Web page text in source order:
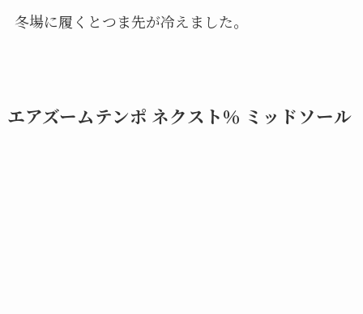
冬場に履くとつま先が冷えました。
エアズームテンポ ネクスト％ ミッドソール